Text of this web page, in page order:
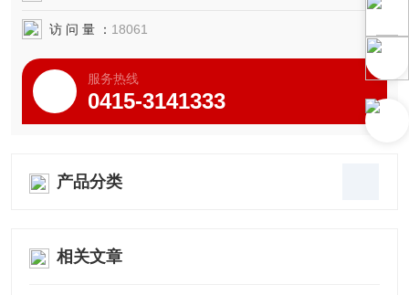
访 问 量 ： 18061
服务热线
0415-3141333
产品分类
相关文章